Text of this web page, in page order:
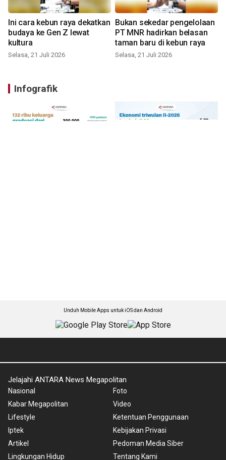
Ini cara kebun raya dekatkan
budaya ke Gen Z lewat
kultura
Selasa, 21 Juli 2026
Bukan sekedar pengelolaan
PT MNR hadirkan belasan
taman baru di kebun raya
Selasa, 21 Juli 2026
Infografik
Unduh Mobile Apps untuk iOS dan Android
Jelajahi ANTARA News Megapolitan
Nasional
Kabar Megapolitan
Lifestyle
Iptek
Artikel
Lingkungan Hidup
Foto
Video
Ketentuan Penggunaan
Kebijakan Privasi
Pedoman Media Siber
Tentang Kami